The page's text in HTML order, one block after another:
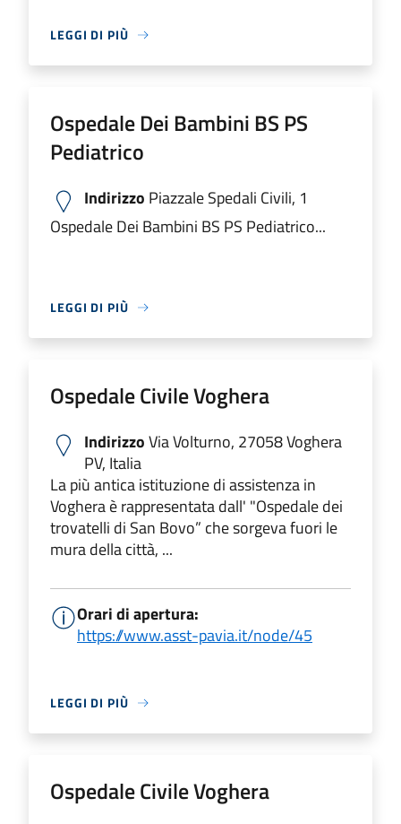
LEGGI DI PIÙ
Ospedale Dei Bambini BS PS
Pediatrico
Indirizzo Piazzale Spedali Civili, 1
Ospedale Dei Bambini BS PS Pediatrico...
LEGGI DI PIÙ
Ospedale Civile Voghera
IndirizzoVia Volturno, 27058 Voghera
PV, Italia
La più antica istituzione di assistenza in
Voghera è rappresentata dall' "Ospedale dei
trovatelli di San Bovo” che sorgeva fuori le
mura della città, ...
Orari di apertura:
https://www.asst-pavia.it/node/45
LEGGI DI PIÙ
Ospedale Civile Voghera